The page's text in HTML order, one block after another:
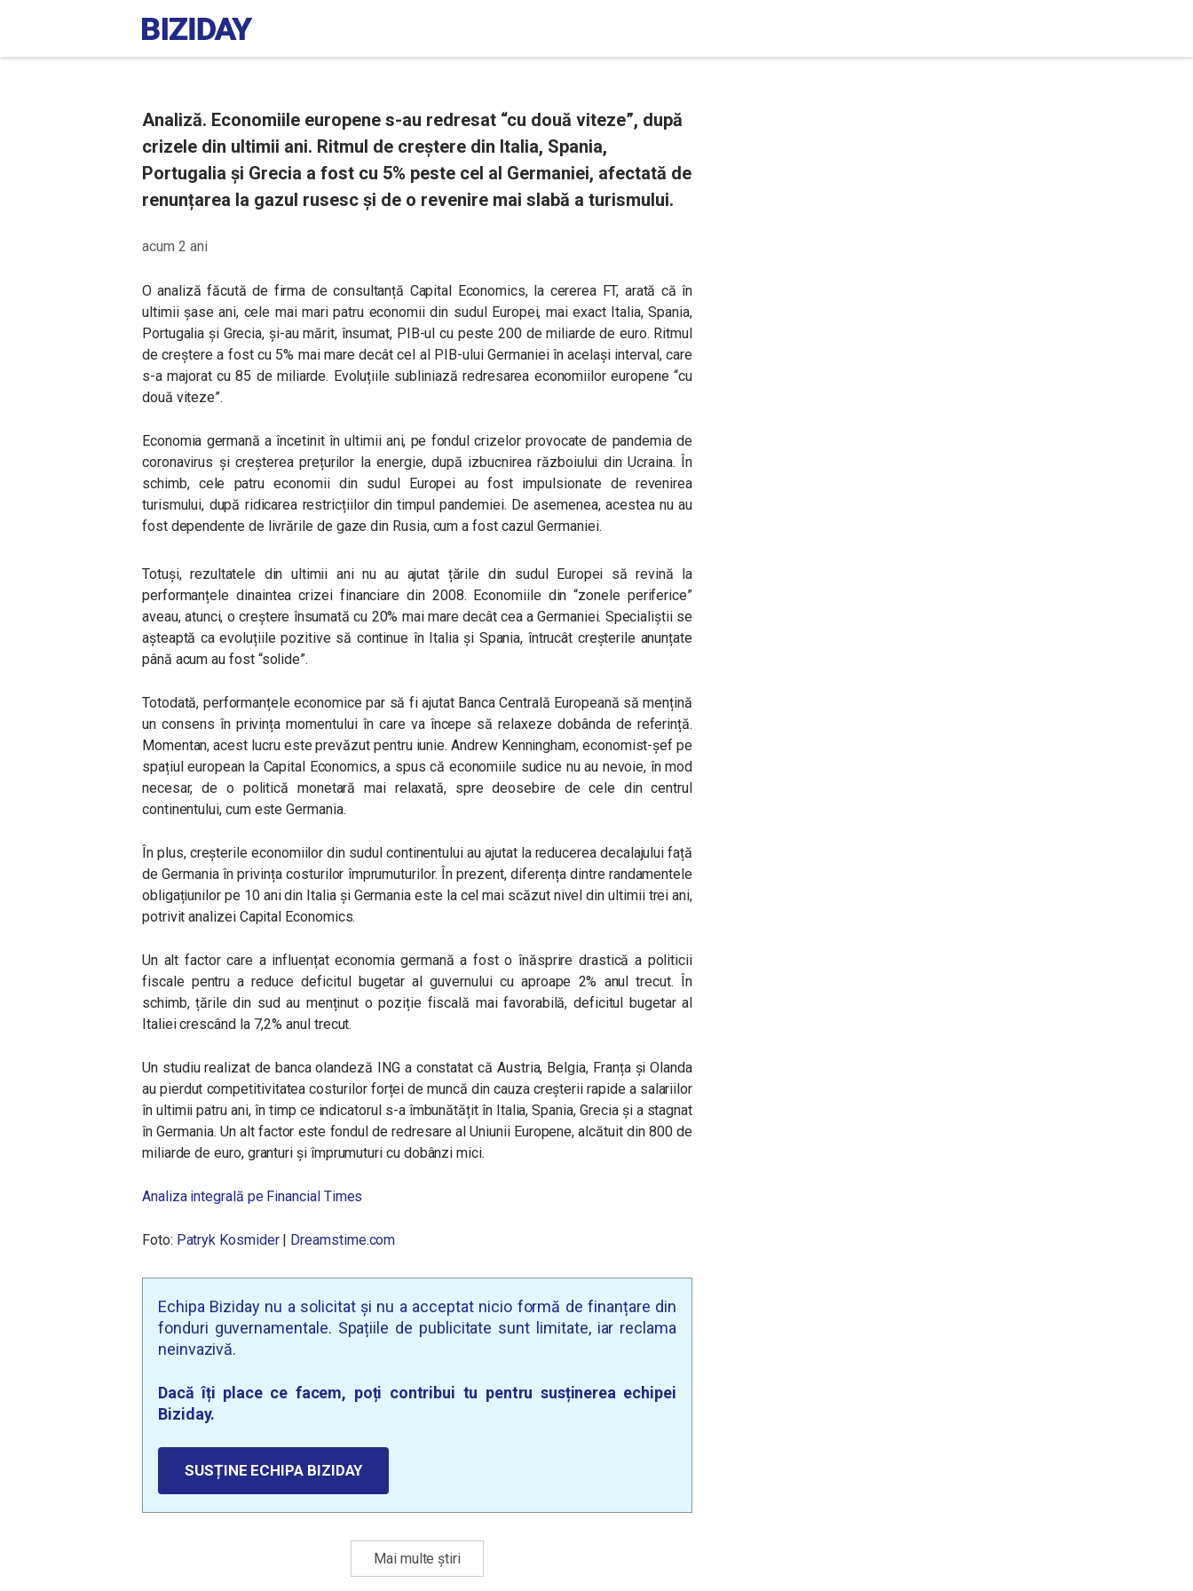
Analiză. Economiile europene s-au redresat “cu două viteze”, după
crizele din ultimii ani. Ritmul de creștere din Italia, Spania,
Portugalia și Grecia a fost cu 5% peste cel al Germaniei, afectată de
renunțarea la gazul rusesc și de o revenire mai slabă a turismului.
acum 2 ani
O analiză făcută de firma de consultanță Capital Economics, la cererea FT, arată că în
ultimii șase ani, cele mai mari patru economii din sudul Europei, mai exact Italia, Spania,
Portugalia și Grecia, și-au mărit, însumat, PIB-ul cu peste 200 de miliarde de euro. Ritmul
de creștere a fost cu 5% mai mare decât cel al PIB-ului Germaniei în același interval, care
s-a majorat cu 85 de miliarde. Evoluțiile subliniază redresarea economiilor europene “cu
două viteze”.
Economia germană a încetinit în ultimii ani, pe fondul crizelor provocate de pandemia de
coronavirus și creșterea prețurilor la energie, după izbucnirea războiului din Ucraina. În
schimb, cele patru economii din sudul Europei au fost impulsionate de revenirea
turismului, după ridicarea restricțiilor din timpul pandemiei. De asemenea, acestea nu au
fost dependente de livrările de gaze din Rusia, cum a fost cazul Germaniei.
Totuși, rezultatele din ultimii ani nu au ajutat țările din sudul Europei să revină la
performanțele dinaintea crizei financiare din 2008. Economiile din “zonele periferice”
aveau, atunci, o creștere însumată cu 20% mai mare decât cea a Germaniei. Specialiștii se
așteaptă ca evoluțiile pozitive să continue în Italia și Spania, întrucât creșterile anunțate
până acum au fost “solide”.
Totodată, performanțele economice par să fi ajutat Banca Centrală Europeană să mențină
un consens în privința momentului în care va începe să relaxeze dobânda de referință.
Momentan, acest lucru este prevăzut pentru iunie. Andrew Kenningham, economist-șef pe
spațiul european la Capital Economics, a spus că economiile sudice nu au nevoie, în mod
necesar, de o politică monetară mai relaxată, spre deosebire de cele din centrul
continentului, cum este Germania.
În plus, creșterile economiilor din sudul continentului au ajutat la reducerea decalajului față
de Germania în privința costurilor împrumuturilor. În prezent, diferența dintre randamentele
obligațiunilor pe 10 ani din Italia și Germania este la cel mai scăzut nivel din ultimii trei ani,
potrivit analizei Capital Economics.
Un alt factor care a influențat economia germană a fost o înăsprire drastică a politicii
fiscale pentru a reduce deficitul bugetar al guvernului cu aproape 2% anul trecut. În
schimb, țările din sud au menținut o poziție fiscală mai favorabilă, deficitul bugetar al
Italiei crescând la 7,2% anul trecut.
Un studiu realizat de banca olandeză ING a constatat că Austria, Belgia, Franța și Olanda
au pierdut competitivitatea costurilor forței de muncă din cauza creșterii rapide a salariilor
în ultimii patru ani, în timp ce indicatorul s-a îmbunătățit în Italia, Spania, Grecia și a stagnat
în Germania. Un alt factor este fondul de redresare al Uniunii Europene, alcătuit din 800 de
miliarde de euro, granturi și împrumuturi cu dobânzi mici.
Analiza integrală pe Financial Times
Foto: Patryk Kosmider | Dreamstime.com
Echipa Biziday nu a solicitat și nu a acceptat nicio formă de finanțare din
fonduri guvernamentale. Spațiile de publicitate sunt limitate, iar reclama
neinvazivă.
Dacă îți place ce facem, poți contribui tu pentru susținerea echipei
Biziday.
SUSȚINE ECHIPA BIZIDAY
Mai multe știri